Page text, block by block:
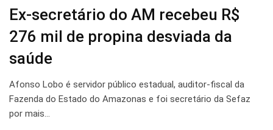
Ex-secretário do AM recebeu R$
276 mil de propina desviada da
saúde
Afonso Lobo é servidor público estadual, auditor-fiscal da
Fazenda do Estado do Amazonas e foi secretário da Sefaz
por mais…